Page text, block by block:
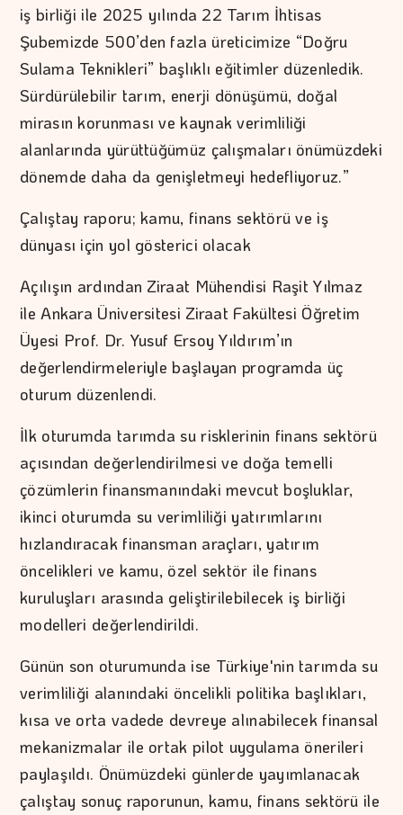
iş birliği ile 2025 yılında 22 Tarım İhtisas
Şubemizde 500’den fazla üreticimize “Doğru
Sulama Teknikleri” başlıklı eğitimler düzenledik.
Sürdürülebilir tarım, enerji dönüşümü, doğal
mirasın korunması ve kaynak verimliliği
alanlarında yürüttüğümüz çalışmaları önümüzdeki
dönemde daha da genişletmeyi hedefliyoruz.”
Çalıştay raporu; kamu, finans sektörü ve iş
dünyası için yol gösterici olacak
Açılışın ardından Ziraat Mühendisi Raşit Yılmaz
ile Ankara Üniversitesi Ziraat Fakültesi Öğretim
Üyesi Prof. Dr. Yusuf Ersoy Yıldırım’ın
değerlendirmeleriyle başlayan programda üç
oturum düzenlendi.
İlk oturumda tarımda su risklerinin finans sektörü
açısından değerlendirilmesi ve doğa temelli
çözümlerin finansmanındaki mevcut boşluklar,
ikinci oturumda su verimliliği yatırımlarını
hızlandıracak finansman araçları, yatırım
öncelikleri ve kamu, özel sektör ile finans
kuruluşları arasında geliştirilebilecek iş birliği
modelleri değerlendirildi.
Günün son oturumunda ise Türkiye'nin tarımda su
verimliliği alanındaki öncelikli politika başlıkları,
kısa ve orta vadede devreye alınabilecek finansal
mekanizmalar ile ortak pilot uygulama önerileri
paylaşıldı. Önümüzdeki günlerde yayımlanacak
çalıştay sonuç raporunun, kamu, finans sektörü ile